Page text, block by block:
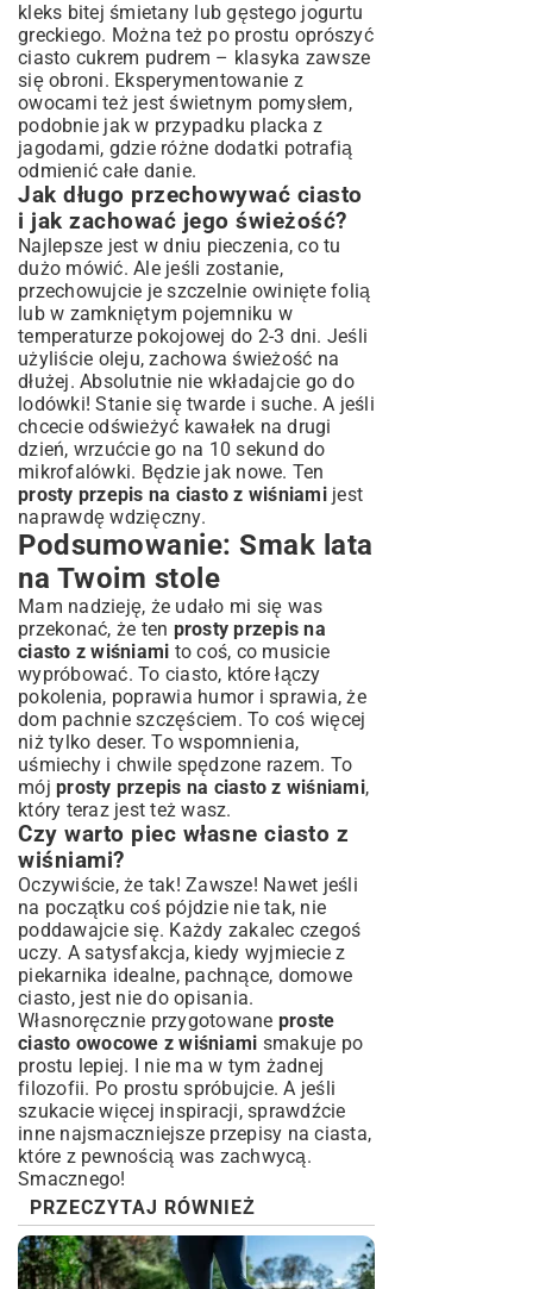
kleks bitej śmietany lub gęstego jogurtu
greckiego. Można też po prostu oprószyć
ciasto cukrem pudrem – klasyka zawsze
się obroni. Eksperymentowanie z
owocami też jest świetnym pomysłem,
podobnie jak w przypadku placka z
jagodami, gdzie różne dodatki potrafią
odmienić całe danie.
Jak długo przechowywać ciasto
i jak zachować jego świeżość?
Najlepsze jest w dniu pieczenia, co tu
dużo mówić. Ale jeśli zostanie,
przechowujcie je szczelnie owinięte folią
lub w zamkniętym pojemniku w
temperaturze pokojowej do 2-3 dni. Jeśli
użyliście oleju, zachowa świeżość na
dłużej. Absolutnie nie wkładajcie go do
lodówki! Stanie się twarde i suche. A jeśli
chcecie odświeżyć kawałek na drugi
dzień, wrzućcie go na 10 sekund do
mikrofalówki. Będzie jak nowe. Ten
prosty przepis na ciasto z wiśniamijest
naprawdę wdzięczny.
Podsumowanie: Smak lata
na Twoim stole
Mam nadzieję, że udało mi się was
przekonać, że ten prosty przepis na
ciasto z wiśniami to coś, co musicie
wypróbować. To ciasto, które łączy
pokolenia, poprawia humor i sprawia, że
dom pachnie szczęściem. To coś więcej
niż tylko deser. To wspomnienia,
uśmiechy i chwile spędzone razem. To
mój prosty przepis na ciasto z wiśniami,
który teraz jest też wasz.
Czy warto piec własne ciasto z
wiśniami?
Oczywiście, że tak! Zawsze! Nawet jeśli
na początku coś pójdzie nie tak, nie
poddawajcie się. Każdy zakalec czegoś
uczy. A satysfakcja, kiedy wyjmiecie z
piekarnika idealne, pachnące, domowe
ciasto, jest nie do opisania.
Własnoręcznie przygotowane proste
ciasto owocowe z wiśniami smakuje po
prostu lepiej. I nie ma w tym żadnej
filozofii. Po prostu spróbujcie. A jeśli
szukacie więcej inspiracji, sprawdźcie
inne najsmaczniejsze przepisy na ciasta,
które z pewnością was zachwycą.
Smacznego!
PRZECZYTAJ RÓWNIEŻ